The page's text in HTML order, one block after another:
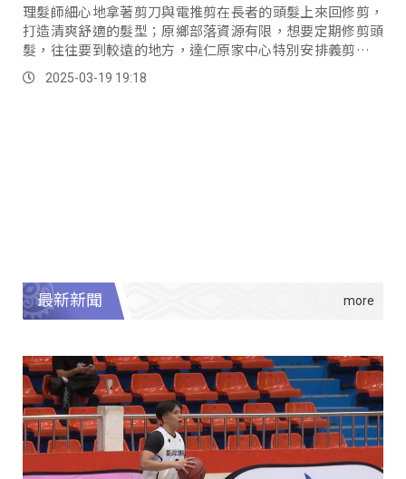
理髮師細心地拿著剪刀與電推剪在長者的頭髮上來回修剪，
打造清爽舒適的髮型；原鄉部落資源有限，想要定期修剪頭
髮，往往要到較遠的地方，達仁原家中心特別安排義剪到達
仁鄉台坂村啦里吧部落，幫居民免費剪頭髮。
2025-03-19 19:18
最新新聞